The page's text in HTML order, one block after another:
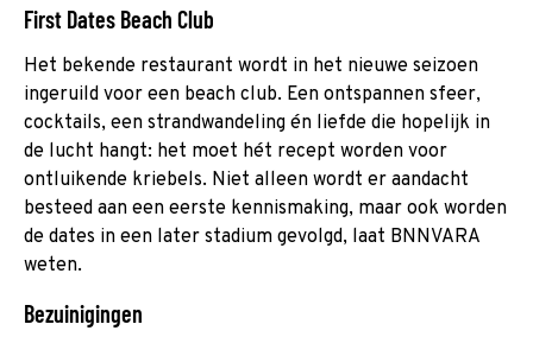
First Dates Beach Club
Het bekende restaurant wordt in het nieuwe seizoen
ingeruild voor een beach club. Een ontspannen sfeer,
cocktails, een strandwandeling én liefde die hopelijk in
de lucht hangt: het moet hét recept worden voor
ontluikende kriebels. Niet alleen wordt er aandacht
besteed aan een eerste kennismaking, maar ook worden
de dates in een later stadium gevolgd, laat BNNVARA
weten.
Bezuinigingen